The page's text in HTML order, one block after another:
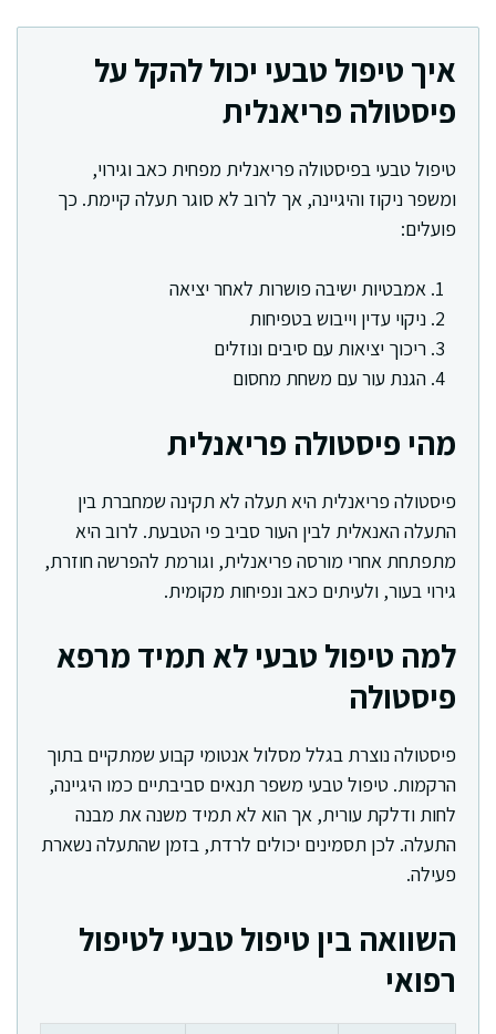
איך טיפול טבעי יכול להקל על
פיסטולה פריאנלית
טיפול טבעי בפיסטולה פריאנלית מפחית כאב וגירוי,
ומשפר ניקוז והיגיינה, אך לרוב לא סוגר תעלה קיימת. כך
פועלים:
אמבטיות ישיבה פושרות לאחר יציאה
ניקוי עדין וייבוש בטפיחות
ריכוך יציאות עם סיבים ונוזלים
הגנת עור עם משחת מחסום
מהי פיסטולה פריאנלית
פיסטולה פריאנלית היא תעלה לא תקינה שמחברת בין
התעלה האנאלית לבין העור סביב פי הטבעת. לרוב היא
מתפתחת אחרי מורסה פריאנלית, וגורמת להפרשה חוזרת,
גירוי בעור, ולעיתים כאב ונפיחות מקומית.
למה טיפול טבעי לא תמיד מרפא
פיסטולה
פיסטולה נוצרת בגלל מסלול אנטומי קבוע שמתקיים בתוך
הרקמות. טיפול טבעי משפר תנאים סביבתיים כמו היגיינה,
לחות ודלקת עורית, אך הוא לא תמיד משנה את מבנה
התעלה. לכן תסמינים יכולים לרדת, בזמן שהתעלה נשארת
פעילה.
השוואה בין טיפול טבעי לטיפול
רפואי